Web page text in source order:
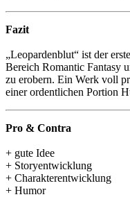
Fazit
„Leopardenblut“ ist der
Bereich Romantic Fantasy
zu erobern. Ein Werk voll
einer ordentlichen Portion
Pro & Contra
+ gute Idee
+ Storyentwicklung
+ Charakterentwicklung
+ Humor